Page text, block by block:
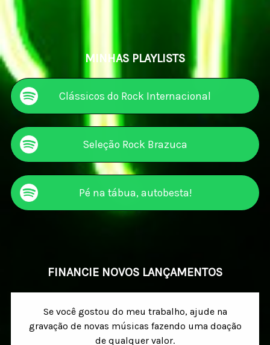
MINHAS PLAYLISTS
Clássicos do Rock Internacional
Seleção Rock Brazuca
Pé na tábua, autobesta!
FINANCIE NOVOS LANÇAMENTOS
Se você gostou do meu trabalho, ajude na
gravação de novas músicas fazendo uma doação
de qualquer valor.